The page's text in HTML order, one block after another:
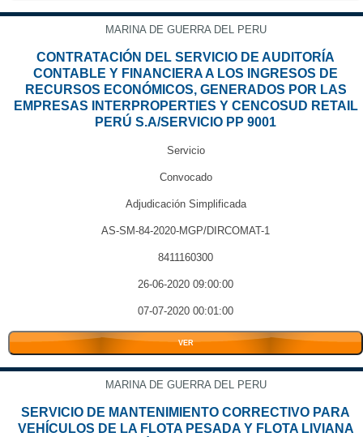
MARINA DE GUERRA DEL PERU
CONTRATACIÓN DEL SERVICIO DE AUDITORÍA
CONTABLE Y FINANCIERA A LOS INGRESOS DE
RECURSOS ECONÓMICOS, GENERADOS POR LAS
EMPRESAS INTERPROPERTIES Y CENCOSUD RETAIL
PERÚ S.A/SERVICIO PP 9001
Servicio
Convocado
Adjudicación Simplificada
AS-SM-84-2020-MGP/DIRCOMAT-1
8411160300
26-06-2020 09:00:00
07-07-2020 00:01:00
VER
MARINA DE GUERRA DEL PERU
SERVICIO DE MANTENIMIENTO CORRECTIVO PARA
VEHÍCULOS DE LA FLOTA PESADA Y FLOTA LIVIANA